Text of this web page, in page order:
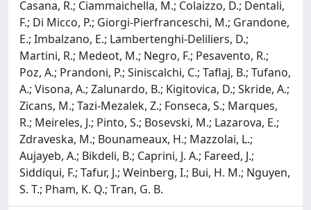
Casana, R.; Ciammaichella, M.; Colaizzo, D.; Dentali,
F.; Di Micco, P.; Giorgi-Pierfranceschi, M.; Grandone,
E.; Imbalzano, E.; Lambertenghi-Deliliers, D.;
Martini, R.; Medeot, M.; Negro, F.; Pesavento, R.;
Poz, A.; Prandoni, P.; Siniscalchi, C.; Taflaj, B.; Tufano,
A.; Visona, A.; Zalunardo, B.; Kigitovica, D.; Skride, A.;
Zicans, M.; Tazi-Mezalek, Z.; Fonseca, S.; Marques,
R.; Meireles, J.; Pinto, S.; Bosevski, M.; Lazarova, E.;
Zdraveska, M.; Bounameaux, H.; Mazzolai, L.;
Aujayeb, A.; Bikdeli, B.; Caprini, J. A.; Fareed, J.;
Siddiqui, F.; Tafur, J.; Weinberg, I.; Bui, H. M.; Nguyen,
S. T.; Pham, K. Q.; Tran, G. B.